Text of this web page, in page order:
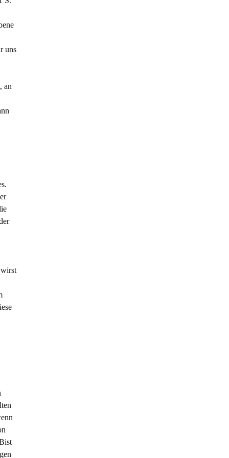
uns
an